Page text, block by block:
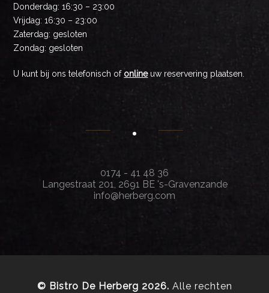
Donderdag: 16:30 – 23:00
Vrijdag: 16:30 – 23:00
Zaterdag: gesloten
Zondag: gesloten
U kunt bij ons telefonisch of onlineuw reservering plaatsen.
0174 - 41 48 36
Langestraat 201, 2691 BE 's-Gravenzande
info@herberg.com
© Bistro De Herberg 2026. Alle rechten